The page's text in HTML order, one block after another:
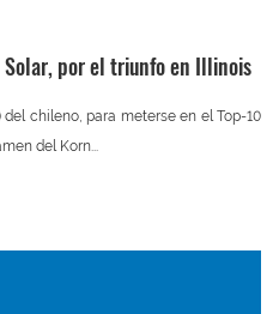
Solar, por el triunfo en Illinois
chileno, para meterse en el Top-10
del Korn...